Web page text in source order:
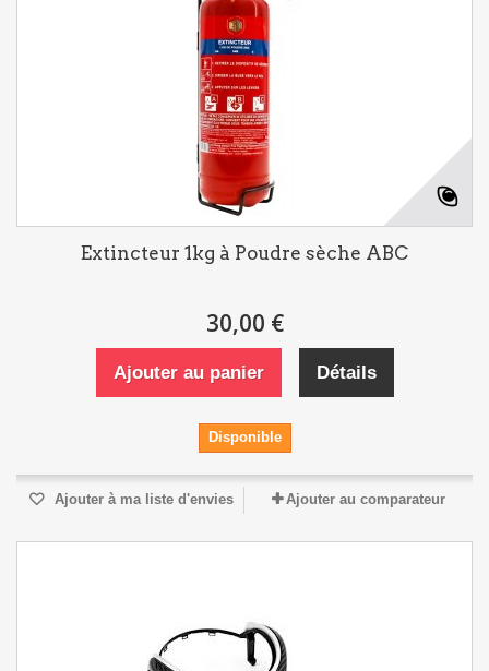
Extincteur 1kg à Poudre sèche ABC
30,00 €
Ajouter au panier Détails
Disponible
Ajouter à ma liste d'envies Ajouter au comparateur